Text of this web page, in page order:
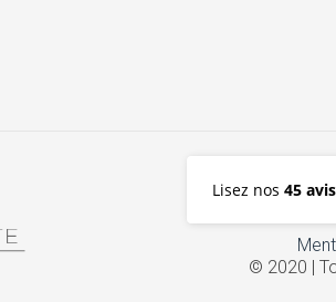
Lisez nos45 avis
© 2020 |